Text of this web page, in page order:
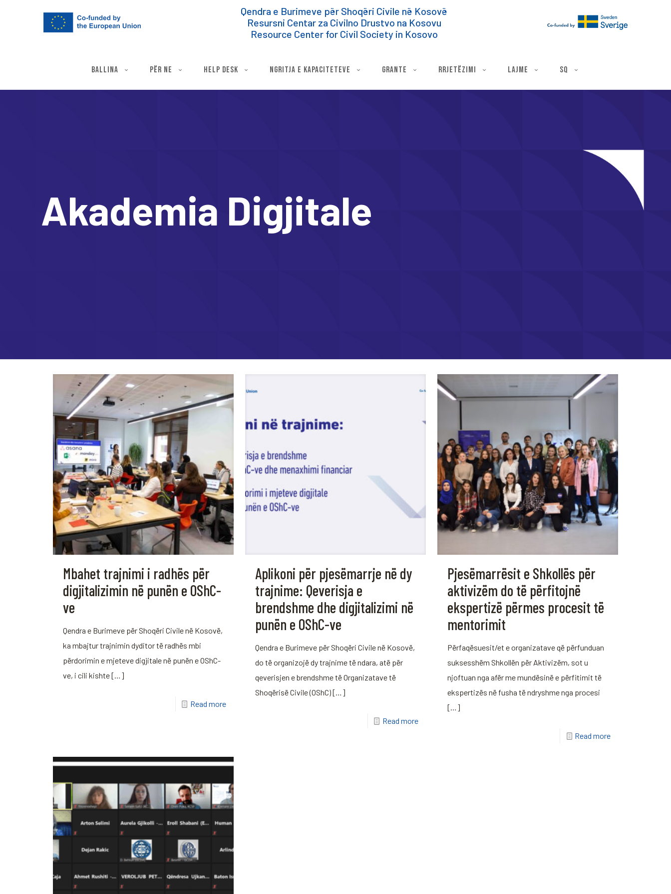
Qendra e Burimeve për Shoqëri Civile në Kosovë
Resursni Centar za Civilno Drustvo na Kosovu
Resource Center for Civil Society in Kosovo
BALLINA PËR NE HELP DESK NGRITJA E KAPACITETEVE GRANTE RRJETËZIMI LAJME SQ
Akademia Digjitale
Mbahet trajnimi i radhës për
digjitalizimin në punën e OShC-
ve
Qendra e Burimeve për Shoqëri Civile në Kosovë,
ka mbajtur trajnimin dyditor të radhës mbi
përdorimin e mjeteve digjitale në punën e OShC-
ve, i cili kishte[…]
Read more
Aplikoni për pjesëmarrje në dy
trajnime: Qeverisja e
brendshme dhe digjitalizimi në
punën e OShC-ve
Qendra e Burimeve për Shoqëri Civile në Kosovë,
do të organizojë dy trajnime të ndara, atë për
qeverisjen e brendshme të Organizatave të
Shoqërisë Civile (OShC)[…]
Read more
Pjesëmarrësit e Shkollës për
aktivizëm do të përfitojnë
ekspertizë përmes procesit të
mentorimit
Përfaqësuesit/et e organizatave që përfunduan
suksesshëm Shkollën për Aktivizëm, sot u
njoftuan nga afër me mundësinë e përfitimit të
ekspertizës në fusha të ndryshme nga procesi
[…]
Read more